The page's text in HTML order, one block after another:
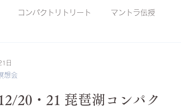
コンパクトリトリート マントラ伝授
20・21 琵琶湖コンパク
想会
日